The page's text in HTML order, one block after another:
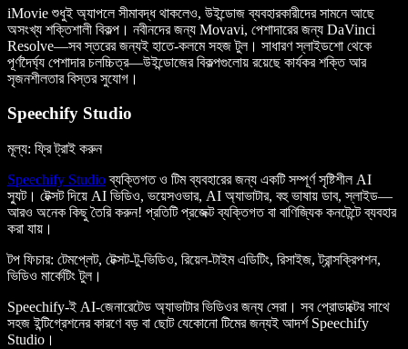
iMovie শুধুই অ্যাপলে সীমাবদ্ধ থাকলেও, উইন্ডোজ ব্যবহারকারীদের সামনে আছে
অসংখ্য শক্তিশালী বিকল্প। নবীনদের জন্য Movavi, পেশাদারের জন্য DaVinci
Resolve—সব স্তরের জন্যই হাতে-কলমে সহজ টুল। সাধারণ স্লাইডশো থেকে
পূর্ণদৈর্ঘ্য পেশাদার চলচ্চিত্র—উইন্ডোজের বিকল্পগুলোয় রয়েছে কার্যকর শক্তি আর
সৃজনশীলতার বিস্তর সুযোগ।
Speechify Studio
মূল্য: ফ্রি ট্রাই করুন
Speechify Studioব্যক্তিগত ও টিম ব্যবহারের জন্য একটি সম্পূর্ণ সৃষ্টিশীল AI
স্যুট। টেক্সট দিয়ে AI ভিডিও, ভয়েসওভার, AI অ্যাভাটার, বহু ভাষায় ডাব, স্লাইড—
আরও অনেক কিছু তৈরি করুন! প্রতিটি প্রজেক্ট ব্যক্তিগত বা বাণিজ্যিক কনটেন্টে ব্যবহার
করা যায়।
টপ ফিচার: টেমপ্লেট, টেক্সট-টু-ভিডিও, রিয়েল-টাইম এডিটিং, রিসাইজ, ট্রান্সক্রিপশন,
ভিডিও মার্কেটিং টুল।
Speechify-ই AI-জেনারেটেড অ্যাভাটার ভিডিওর জন্য সেরা। সব প্রোডাক্টের সাথে
সহজ ইন্টিগ্রেশনের কারণে বড় বা ছোট যেকোনো টিমের জন্যই আদর্শ Speechify
Studio।